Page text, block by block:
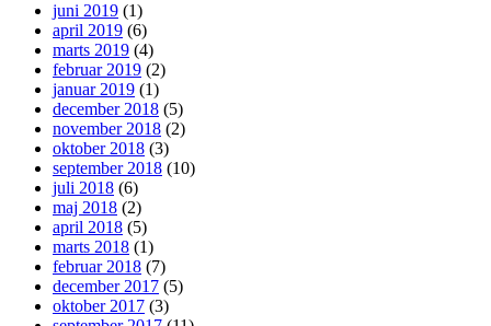
juni 2019 (1)
april 2019 (6)
marts 2019 (4)
februar 2019 (2)
januar 2019 (1)
december 2018 (5)
november 2018 (2)
oktober 2018 (3)
september 2018 (10)
juli 2018 (6)
maj 2018 (2)
april 2018 (5)
marts 2018 (1)
februar 2018 (7)
december 2017 (5)
oktober 2017 (3)